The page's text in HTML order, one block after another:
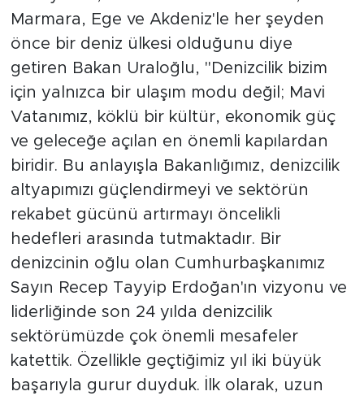
Marmara, Ege ve Akdeniz'le her şeyden
önce bir deniz ülkesi olduğunu diye
getiren Bakan Uraloğlu, "Denizcilik bizim
için yalnızca bir ulaşım modu değil; Mavi
Vatanımız, köklü bir kültür, ekonomik güç
ve geleceğe açılan en önemli kapılardan
biridir. Bu anlayışla Bakanlığımız, denizcilik
altyapımızı güçlendirmeyi ve sektörün
rekabet gücünü artırmayı öncelikli
hedefleri arasında tutmaktadır. Bir
denizcinin oğlu olan Cumhurbaşkanımız
Sayın Recep Tayyip Erdoğan'ın vizyonu ve
liderliğinde son 24 yılda denizcilik
sektörümüzde çok önemli mesafeler
katettik. Özellikle geçtiğimiz yıl iki büyük
başarıyla gurur duyduk. İlk olarak, uzun